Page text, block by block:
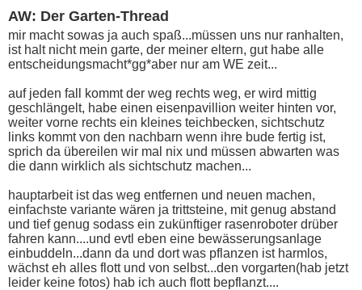
AW: Der Garten-Thread
mir macht sowas ja auch spaß...müssen uns nur ranhalten,
ist halt nicht mein garte, der meiner eltern, gut habe alle
entscheidungsmacht*gg*aber nur am WE zeit...
auf jeden fall kommt der weg rechts weg, er wird mittig
geschlängelt, habe einen eisenpavillion weiter hinten vor,
weiter vorne rechts ein kleines teichbecken, sichtschutz
links kommt von den nachbarn wenn ihre bude fertig ist,
sprich da übereilen wir mal nix und müssen abwarten was
die dann wirklich als sichtschutz machen...
hauptarbeit ist das weg entfernen und neuen machen,
einfachste variante wären ja trittsteine, mit genug abstand
und tief genug sodass ein zukünftiger rasenroboter drüber
fahren kann....und evtl eben eine bewässerungsanlage
einbuddeln...dann da und dort was pflanzen ist harmlos,
wächst eh alles flott und von selbst...den vorgarten(hab jetzt
leider keine fotos) hab ich auch flott bepflanzt....